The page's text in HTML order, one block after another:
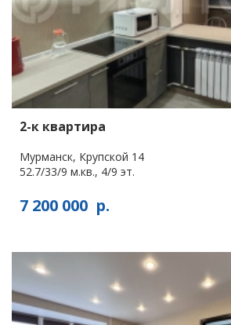
2-к квартира
Мурманск, Крупской 14
52.7/33/9 м.кв., 4/9 эт.
7 200 000 р.